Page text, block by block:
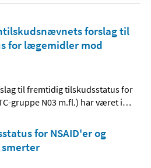
forslag til
for lægemidler mod
til fremtidig tilskudsstatus for
gruppe N03 m.fl.) har været i…
for NSAID'er og